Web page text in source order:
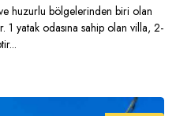
huzurlu bölgelerinden biri olan
1 yatak odasına sahip olan villa, 2-